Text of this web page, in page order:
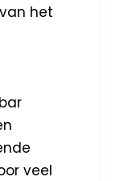
het
veel